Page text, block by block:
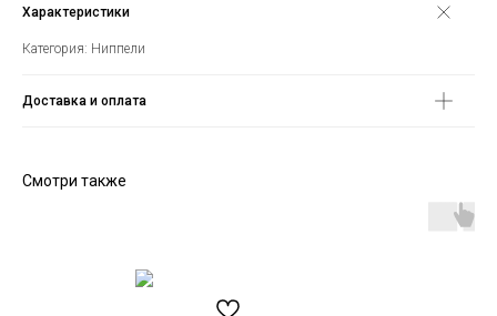
Характеристики
Категория: Ниппели
Доставка и оплата
Смотри также